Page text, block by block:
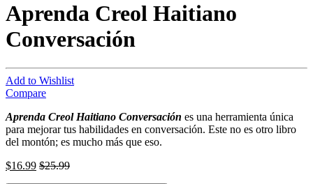
Aprenda Creol Haitiano
Conversación
Add to Wishlist
Compare
Aprenda Creol Haitiano Conversación es una herramienta única
para mejorar tus habilidades en conversación. Este no es otro libro
del montón; es mucho más que eso.
$16.99 $25.99